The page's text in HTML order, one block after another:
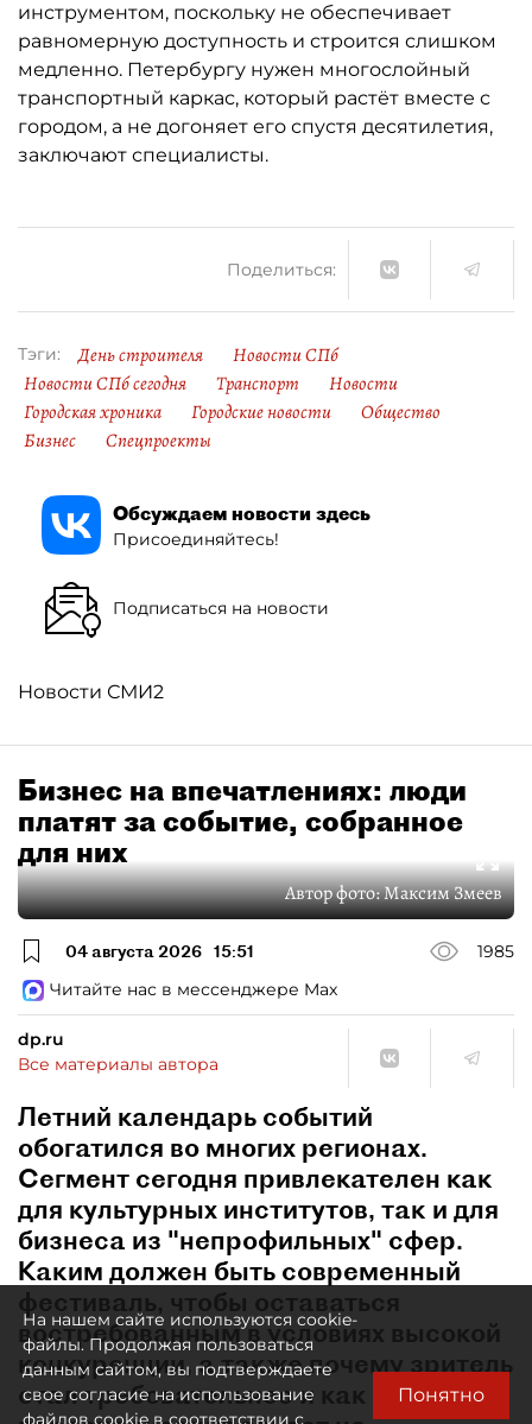
инструментом, поскольку не обеспечивает
равномерную доступность и строится слишком
медленно. Петербургу нужен многослойный
транспортный каркас, который растёт вместе с
городом, а не догоняет его спустя десятилетия,
заключают специалисты.
Поделиться:
Тэги: День строителя
Новости СПб
Новости СПб сегодня
Транспорт
Новости
Городская хроника
Городские новости
Общество
Бизнес
Спецпроекты
Обсуждаем новости здесь
Присоединяйтесь!
Подписаться на новости
Новости СМИ2
Бизнес на впечатлениях: люди
платят за событие, собранное
для них
Автор фото:Максим Змеев
04 августа 2026 15:51
1985
Читайте нас в мессенджере Max
dp.ru
Все материалы автора
Летний календарь событий
обогатился во многих регионах.
Сегмент сегодня привлекателен как
для культурных институтов, так и для
бизнеса из "непрофильных" сфер.
Каким должен быть современный
фестиваль, чтобы оставаться
востребованным в условиях высокой
конкуренции, а также почему зритель
стал требовательнее и как
На нашем сайте используются cookie-
файлы. Продолжая пользоваться
данным сайтом, вы подтверждаете
свое согласие на использование
файлов cookie в соответствии с
Понятно